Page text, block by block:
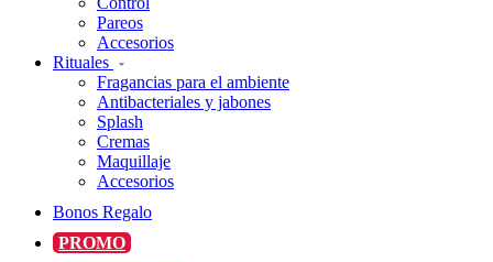
Pareos
Accesorios
Rituales
Fragancias para el ambiente
Antibacteriales y jabones
Splash
Cremas
Maquillaje
Accesorios
Bonos Regalo
PROMO